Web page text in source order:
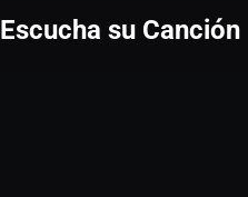
Escucha su Canción